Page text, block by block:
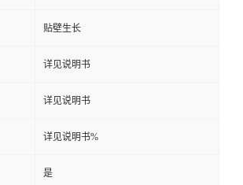
贴壁生长
详见说明书
详见说明书
详见说明书%
是